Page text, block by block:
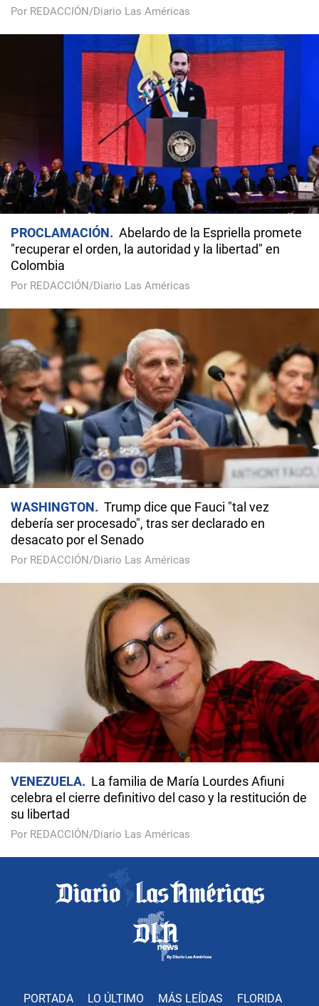
Por REDACCIÓN/Diario Las Américas
PROCLAMACIÓN
Abelardo de la Espriella promete
"recuperar el orden, la autoridad y la libertad" en
Colombia
Por REDACCIÓN/Diario Las Américas
WASHINGTON
Trump dice que Fauci "tal vez
debería ser procesado", tras ser declarado en
desacato por el Senado
Por REDACCIÓN/Diario Las Américas
VENEZUELA
La familia de María Lourdes Afiuni
celebra el cierre definitivo del caso y la restitución de
su libertad
Por REDACCIÓN/Diario Las Américas
PORTADA LO ÚLTIMO MÁS LEÍDAS FLORIDA